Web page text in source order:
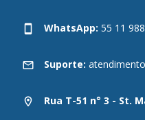
WhatsApp: 55 11
Suporte:
Rua T-51 n° 3 - St.